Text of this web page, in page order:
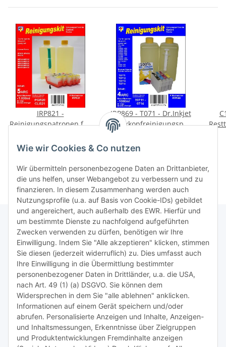
Maintenance
IRP821 -
Reinigungspatronen für
1000ml Düsenreiniger
34,95 € pro 1 l
IRP869 - T071 - Dr.Inkjet
Druckkopfreinigungspatronen
1000ml Dr. Inkjet
einsetzbar für T0711,
T0712, T0713, T0714
0,03 € pro 1 ml
TiDis Lizenzsystem
Meist besuchte Seiten:
Tipps & Tricks rund um Sublimation
TiDis Videos auf Youtube
Nachfüllpreise für Druckerpatronen
Wie wir Cookies & Co nutzen
Wir übermitteln personenbezogene Daten an Drittanbieter,
die uns helfen, unser Webangebot zu verbessern und zu
finanzieren. In diesem Zusammenhang werden auch
Nutzungsprofile (u.a. auf Basis von Cookie-IDs) gebildet
und angereichert, auch außerhalb des EWR. Hierfür und
um bestimmte Dienste zu nachfolgend aufgeführten
Zwecken verwenden zu dürfen, benötigen wir Ihre
Einwilligung. Indem Sie "Alle akzeptieren" klicken, stimmen
Sie diesen (jederzeit widerruflich) zu. Dies umfasst auch
Ihre Einwilligung in die Übermittlung bestimmter
personenbezogener Daten in Drittländer, u.a. die USA,
nach Art. 49 (1) (a) DSGVO. Sie können dem
Widersprechen in dem Sie "alle ablehnen" anklicken.
Informationen auf einem Gerät speichern und/oder
abrufen. Personalisierte Anzeigen und Inhalte, Anzeigen-
und Inhaltsmessungen, Erkenntnisse über Zielgruppen
und Produktentwicklungen Fremdinhalte anzeigen